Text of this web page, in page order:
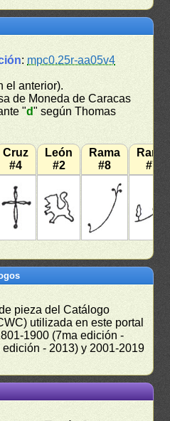
: mpc0.25r-aa05v4
el anterior).
de Moneda de Caracas
"d" según Thomas
Cruz
#4
León
#2
Rama
#8
Rama
#7
pieza del Catálogo
utilizada en este portal
1900 (7ma edición -
- 2013) y 2001-2019